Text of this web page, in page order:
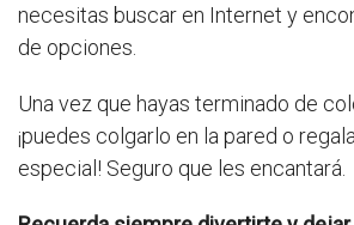
necesitas buscar en Internet y
de opciones.
Una vez que hayas terminado de
¡puedes colgarlo en la pared o
especial! Seguro que les encantará.